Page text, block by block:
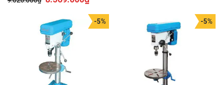
-5% -5%